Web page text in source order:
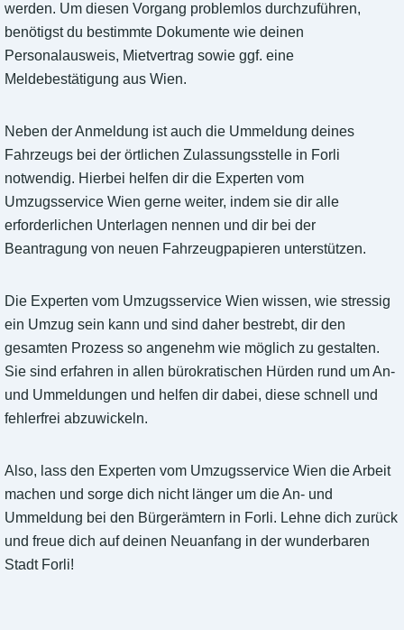
werden. Um diesen Vorgang problemlos durchzuführen,
benötigst du bestimmte Dokumente wie deinen
Personalausweis, Mietvertrag sowie ggf. eine
Meldebestätigung aus Wien.
Neben der Anmeldung ist auch die Ummeldung deines
Fahrzeugs bei der örtlichen Zulassungsstelle in Forli
notwendig. Hierbei helfen dir die Experten vom
Umzugsservice Wien gerne weiter, indem sie dir alle
erforderlichen Unterlagen nennen und dir bei der
Beantragung von neuen Fahrzeugpapieren unterstützen.
Die Experten vom Umzugsservice Wien wissen, wie stressig
ein Umzug sein kann und sind daher bestrebt, dir den
gesamten Prozess so angenehm wie möglich zu gestalten.
Sie sind erfahren in allen bürokratischen Hürden rund um An-
und Ummeldungen und helfen dir dabei, diese schnell und
fehlerfrei abzuwickeln.
Also, lass den Experten vom Umzugsservice Wien die Arbeit
machen und sorge dich nicht länger um die An- und
Ummeldung bei den Bürgerämtern in Forli. Lehne dich zurück
und freue dich auf deinen Neuanfang in der wunderbaren
Stadt Forli!